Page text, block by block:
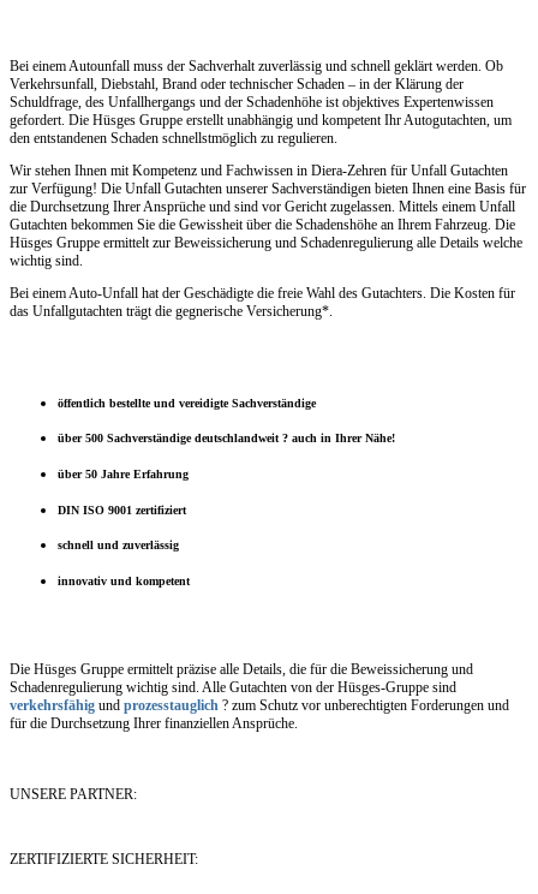
Bei einem Autounfall muss der Sachverhalt zuverlässig und schnell geklärt werden. Ob
Verkehrsunfall, Diebstahl, Brand oder technischer Schaden – in der Klärung der
Schuldfrage, des Unfallhergangs und der Schadenhöhe ist objektives Expertenwissen
gefordert. Die Hüsges Gruppe erstellt unabhängig und kompetent Ihr Autogutachten, um
den entstandenen Schaden schnellstmöglich zu regulieren.
Wir stehen Ihnen mit Kompetenz und Fachwissen in Diera-Zehren für Unfall Gutachten
zur Verfügung! Die Unfall Gutachten unserer Sachverständigen bieten Ihnen eine Basis für
die Durchsetzung Ihrer Ansprüche und sind vor Gericht zugelassen. Mittels einem Unfall
Gutachten bekommen Sie die Gewissheit über die Schadenshöhe an Ihrem Fahrzeug. Die
Hüsges Gruppe ermittelt zur Beweissicherung und Schadenregulierung alle Details welche
wichtig sind.
Bei einem Auto-Unfall hat der Geschädigte die freie Wahl des Gutachters. Die Kosten für
das Unfallgutachten trägt die gegnerische Versicherung*.
öffentlich bestellte und vereidigte Sachverständige
über 500 Sachverständige deutschlandweit ? auch in Ihrer Nähe!
über 50 Jahre Erfahrung
DIN ISO 9001 zertifiziert
schnell und zuverlässig
innovativ und kompetent
Die Hüsges Gruppe ermittelt präzise alle Details, die für die Beweissicherung und
Schadenregulierung wichtig sind. Alle Gutachten von der Hüsges-Gruppe sind
verkehrsfähig und prozesstauglich ? zum Schutz vor unberechtigten Forderungen und
für die Durchsetzung Ihrer finanziellen Ansprüche.
UNSERE PARTNER:
ZERTIFIZIERTE SICHERHEIT: